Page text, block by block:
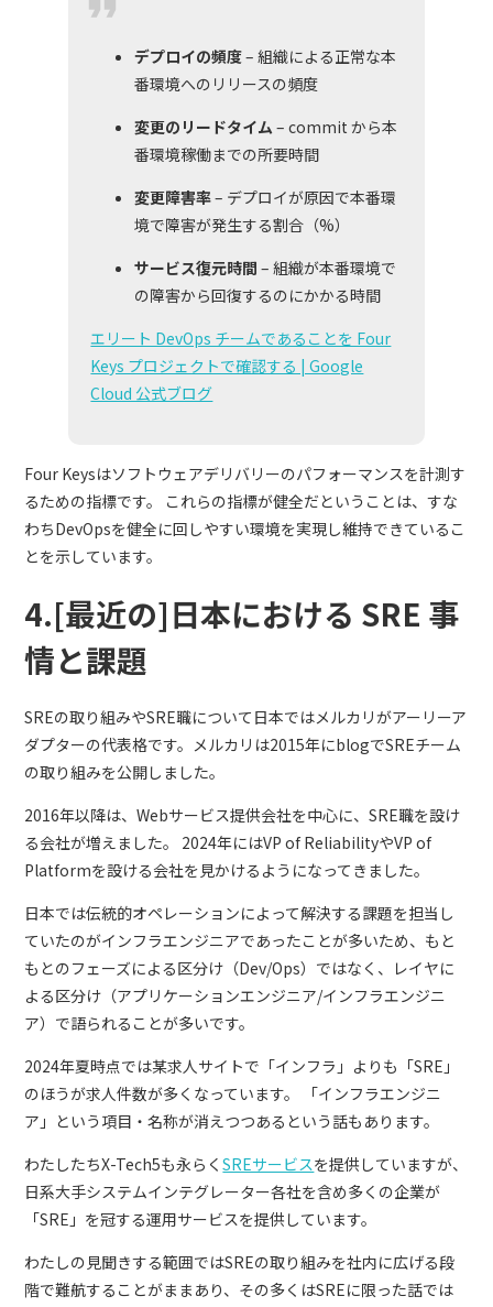
デプロイの頻度– 組織による正常な本
番環境へのリリースの頻度
変更のリードタイム – commit から本
番環境稼働までの所要時間
変更障害率– デプロイが原因で本番環
境で障害が発生する割合（%）
サービス復元時間 – 組織が本番環境で
の障害から回復するのにかかる時間
エリート DevOps チームであることを Four
Keys プロジェクトで確認する | Google
Cloud 公式ブログ
Four Keysはソフトウェアデリバリーのパフォーマンスを計測す
るための指標です。
これらの指標が健全だということは、すな
わちDevOpsを健全に回しやすい環境を実現し維持できているこ
とを示しています。
4.[最近の]日本における SRE 事
情と課題
SREの取り組みやSRE職について日本ではメルカリがアーリーア
ダプターの代表格です。メルカリは2015年にblogでSREチーム
の取り組みを公開しました。
2016年以降は、Webサービス提供会社を中心に、SRE職を設け
る会社が増えました。
2024年にはVP of ReliabilityやVP of
Platformを設ける会社を見かけるようになってきました。
日本では伝統的オペレーションによって解決する課題を担当し
ていたのがインフラエンジニアであったことが多いため、もと
もとのフェーズによる区分け（Dev/Ops）ではなく、レイヤに
よる区分け（アプリケーションエンジニア/インフラエンジニ
ア）で語られることが多いです。
2024年夏時点では某求人サイトで「インフラ」よりも「SRE」
のほうが求人件数が多くなっています。
「インフラエンジニ
ア」という項目・名称が消えつつあるという話もあります。
わたしたちX-Tech5も永らくSREサービスを提供していますが、
日系大手システムインテグレーター各社を含め多くの企業が
「SRE」を冠する運用サービスを提供しています。
わたしの見聞きする範囲ではSREの取り組みを社内に広げる段
階で難航することがままあり、その多くはSREに限った話では